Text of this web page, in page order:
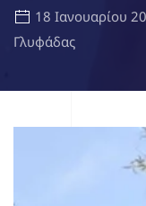
18 Ιανουαρίου
Γλυφάδας